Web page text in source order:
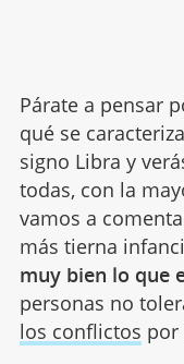
Párate a pensar
qué se
signo Libra y
todas, con la
vamos a
más tierna
muy bien lo que
personas no
los conflictos por